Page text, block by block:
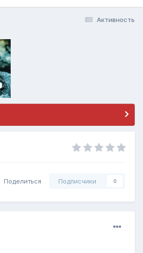
Активность
Поделиться Подписчики 0